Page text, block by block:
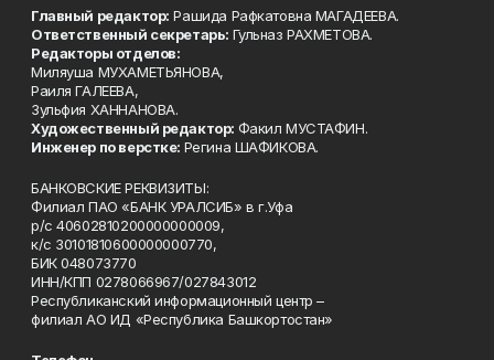
Главный редактор: Рашида Рафкатовна МАГАДЕЕВА.
Ответственный секретарь: Гульназ РАХМЕТОВА.
Редакторы отделов:
Миляуша МУХАМЕТЬЯНОВА,
Раиля ГАЛЕЕВА,
Зульфия ХАННАНОВА.
Художественный редактор: Факил МУСТАФИН.
Инженер по верстке: Регина ШАФИКОВА.
БАНКОВСКИЕ РЕКВИЗИТЫ:
Филиал ПАО «БАНК УРАЛСИБ» в г.Уфа
р/с 40602810200000000009,
к/с 30101810600000000770,
БИК 048073770
ИНН/КПП 0278066967/027843012
Республиканский информационный центр –
филиал АО ИД «Республика Башкортостан»